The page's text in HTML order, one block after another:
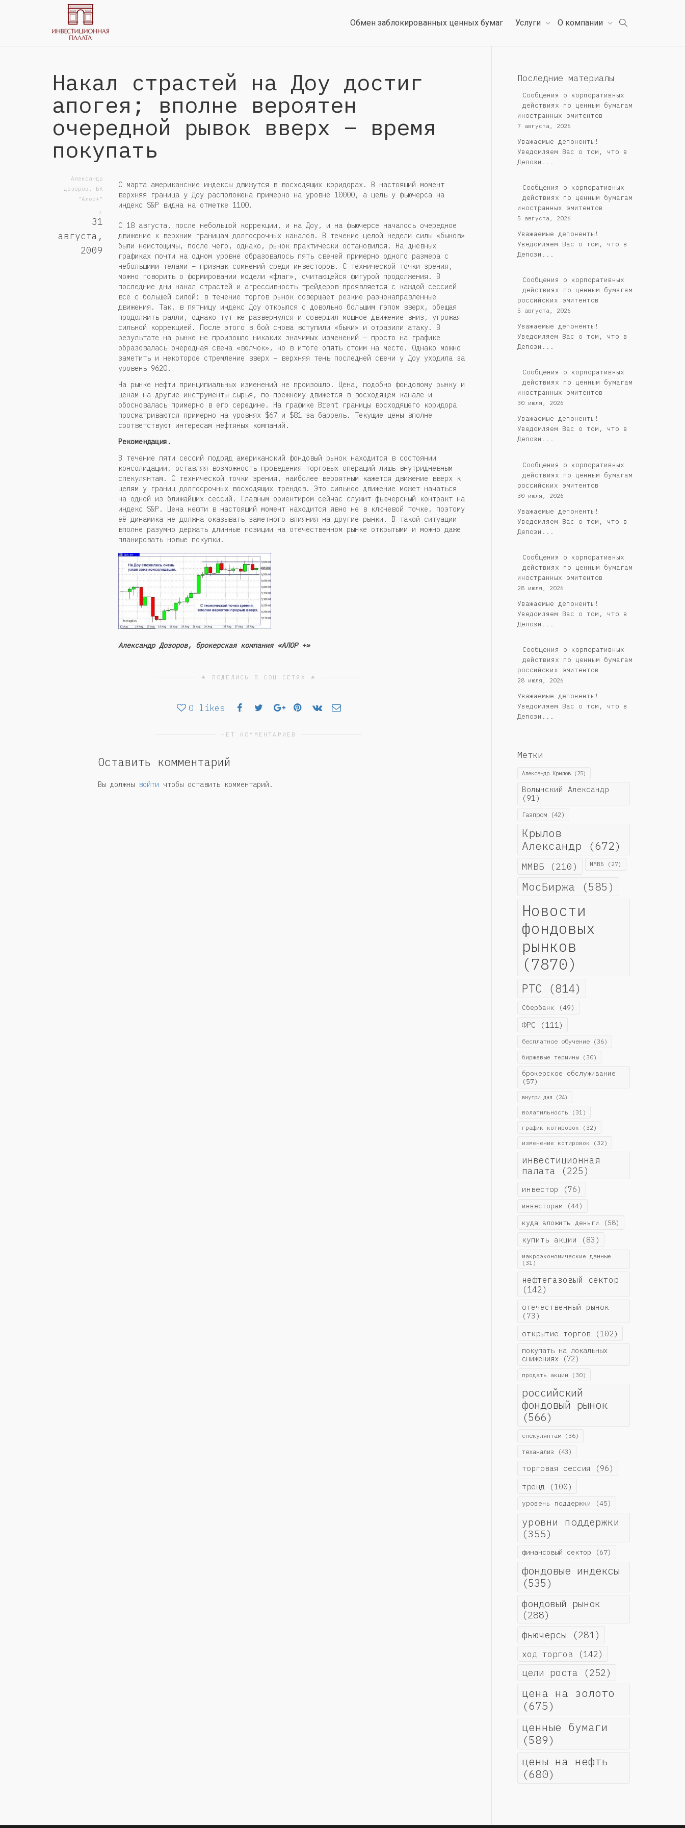
Обмен заблокированных ценных бумаг Услуги О компании
Накал страстей на Доу достиг
апогея; вполне вероятен
очередной рывок вверх – время
покупать
Александр
Дозоров, БК
"Алор+"
,
31
августа,
2009
С марта американские индексы движутся в восходящих коридорах. В настоящий момент
верхняя граница у Доу расположена примерно на уровне 10000, а цель у фьючерса на
индекс S&P видна на отметке 1100.
С 18 августа, после небольшой коррекции, и на Доу, и на фьючерсе началось очередное
движение к верхним границам долгосрочных каналов. В течение целой недели силы «быков»
были неистощимы, после чего, однако, рынок практически остановился. На дневных
графиках почти на одном уровне образовалось пять свечей примерно одного размера с
небольшими телами – признак сомнений среди инвесторов. С технической точки зрения,
можно говорить о формировании модели «флаг», считающейся фигурой продолжения. В
последние дни накал страстей и агрессивность трейдеров проявляется с каждой сессией
всё с большей силой: в течение торгов рынок совершает резкие разнонаправленные
движения. Так, в пятницу индекс Доу открылся с довольно большим гэпом вверх, обещая
продолжить ралли, однако тут же развернулся и совершил мощное движение вниз, угрожая
сильной коррекцией. После этого в бой снова вступили «быки» и отразили атаку. В
результате на рынке не произошло никаких значимых изменений – просто на графике
образовалась очередная свеча «волчок», но в итоге опять стоим на месте. Однако можно
заметить и некоторое стремление вверх – верхняя тень последней свечи у Доу уходила за
уровень 9620.
На рынке нефти принципиальных изменений не произошло. Цена, подобно фондовому рынку и
ценам на другие инструменты сырья, по-прежнему движется в восходящем канале и
обосновалась примерно в его середине. На графике Brent границы восходящего коридора
просматриваются примерно на уровнях $67 и $81 за баррель. Текущие цены вполне
соответствуют интересам нефтяных компаний.
Рекомендация.
В течение пяти сессий подряд американский фондовый рынок находится в состоянии
консолидации, оставляя возможность проведения торговых операций лишь внутридневным
спекулянтам. С технической точки зрения, наиболее вероятным кажется движение вверх к
целям у границ долгосрочных восходящих трендов. Это сильное движение может начаться
на одной из ближайших сессий. Главным ориентиром сейчас служит фьючерсный контракт на
индекс S&P. Цена нефти в настоящий момент находится явно не в ключевой точке, поэтому
её динамика не должна оказывать заметного влияния на другие рынки. В такой ситуации
вполне разумно держать длинные позиции на отечественном рынке открытыми и можно даже
планировать новые покупки.
Александр Дозоров, брокерская компания «АЛОР +»
☀ ПОДЕЛИСЬ В СОЦ СЕТЯХ ☀
0 likes
НЕТ КОММЕНТАРИЕВ
Оставить комментарий
Вы должны войти чтобы оставить комментарий.
Последние материалы
Сообщения о корпоративных
действиях по ценным бумагам
иностранных эмитентов
7 августа, 2026
Уважаемые депоненты!
Уведомляем Вас о том, что в
Депози...
Сообщения о корпоративных
действиях по ценным бумагам
иностранных эмитентов
5 августа, 2026
Уважаемые депоненты!
Уведомляем Вас о том, что в
Депози...
Cообщения о корпоративных
действиях по ценным бумагам
российских эмитентов
5 августа, 2026
Уважаемые депоненты!
Уведомляем Вас о том, что в
Депози...
Сообщения о корпоративных
действиях по ценным бумагам
иностранных эмитентов
30 июля, 2026
Уважаемые депоненты!
Уведомляем Вас о том, что в
Депози...
Cообщения о корпоративных
действиях по ценным бумагам
российских эмитентов
30 июля, 2026
Уважаемые депоненты!
Уведомляем Вас о том, что в
Депози...
Сообщения о корпоративных
действиях по ценным бумагам
иностранных эмитентов
28 июля, 2026
Уважаемые депоненты!
Уведомляем Вас о том, что в
Депози...
Cообщения о корпоративных
действиях по ценным бумагам
российских эмитентов
28 июля, 2026
Уважаемые депоненты!
Уведомляем Вас о том, что в
Депози...
Метки
Александр Крылов(25)
Волынский Александр
(91)
Газпром(42)
Крылов
Александр (672)
ММВБ (210) ММВБ (27)
МосБиржа (585)
Новости
фондовых
рынков
(7870)
РТС (814)
Сбербанк (49)
ФРС (111)
бесплатное обучение(36)
биржевые термины(30)
брокерское обслуживание
(57)
внутри дня (24)
волатильность (31)
график котировок (32)
изменение котировок (32)
инвестиционная
палата (225)
инвестор (76)
инвесторам (44)
куда вложить деньги (58)
купить акции (83)
макроэкономические данные
(31)
нефтегазовый сектор
(142)
отечественный рынок
(73)
открытие торгов (102)
покупать на локальных
снижениях(72)
продать акции (30)
российский
фондовый рынок
(566)
спекулянтам(36)
теханализ (43)
торговая сессия (96)
тренд (100)
уровень поддержки (45)
уровни поддержки
(355)
финансовый сектор (67)
фондовые индексы
(535)
фондовый рынок
(288)
фьючерсы (281)
ход торгов (142)
цели роста (252)
цена на золото
(675)
ценные бумаги
(589)
цены на нефть
(680)